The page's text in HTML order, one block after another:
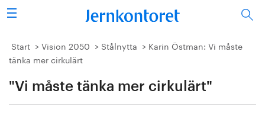
Sök
Stålindustrin
Forskning/utbildning
Start Vision 2050 Stålnytta
Karin Östman: Vi måste
tänka mer cirkulärt
"Vi måste tänka mer cirkulärt"